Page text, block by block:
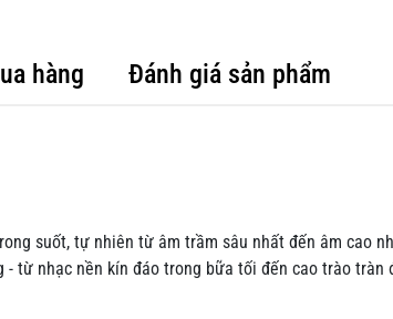
hàng Đánh giá sản phẩm
suốt, tự nhiên từ âm trầm sâu nhất đến âm cao
từ nhạc nền kín đáo trong bữa tối đến cao trào tràn